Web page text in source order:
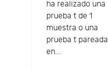
ha realizado una
prueba t de 1
muestra o una
prueba t pareada
en...